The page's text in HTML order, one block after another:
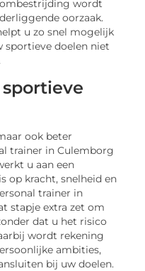
wordt
oorzaak.
u zo snel mogelijk
sportieve doelen niet
ook beter
trainer in Culemborg
u aan een
op kracht, snelheid en
trainer in
stapje extra zet om
dat u het risico
wordt rekening
ambities,
bij uw doelen.